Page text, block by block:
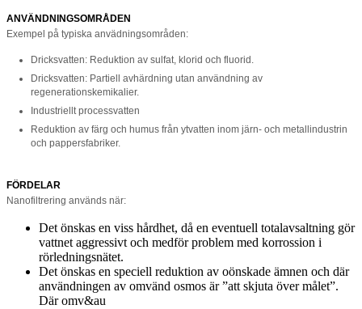
ANVÄNDNINGSOMRÅDEN
Exempel på typiska anvädningsområden:
Dricksvatten: Reduktion av sulfat, klorid och fluorid.
Dricksvatten: Partiell avhärdning utan användning av
regenerationskemikalier.
Industriellt processvatten
Reduktion av färg och humus från ytvatten inom järn- och metallindustrin
och pappersfabriker.
FÖRDELAR
Nanofiltrering används när:
Det önskas en viss hårdhet, då en eventuell totalavsaltning gör
vattnet aggressivt och medför problem med korrossion i
rörledningsnätet.
Det önskas en speciell reduktion av oönskade ämnen och där
användningen av omvänd osmos är ”att skjuta över målet”.
Där omv&au